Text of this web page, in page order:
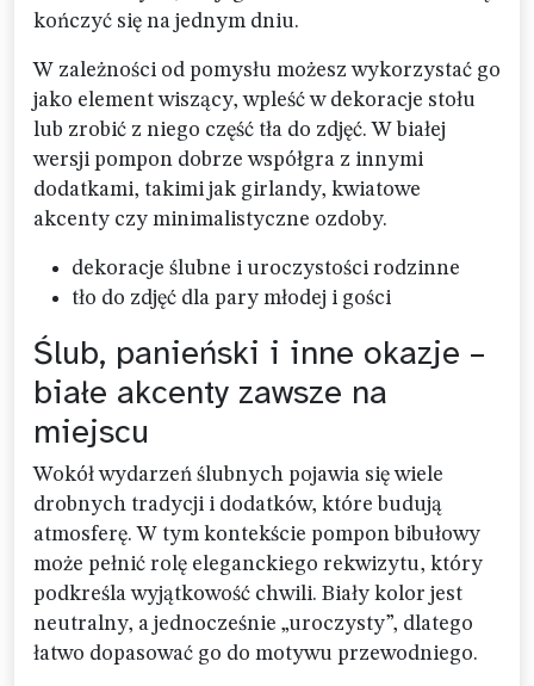
kończyć się na jednym dniu.
W zależności od pomysłu możesz wykorzystać go
jako element wiszący, wpleść w dekoracje stołu
lub zrobić z niego część tła do zdjęć. W białej
wersji pompon dobrze współgra z innymi
dodatkami, takimi jak girlandy, kwiatowe
akcenty czy minimalistyczne ozdoby.
dekoracje ślubne i uroczystości rodzinne
tło do zdjęć dla pary młodej i gości
Ślub, panieński i inne okazje –
białe akcenty zawsze na
miejscu
Wokół wydarzeń ślubnych pojawia się wiele
drobnych tradycji i dodatków, które budują
atmosferę. W tym kontekście pompon bibułowy
może pełnić rolę eleganckiego rekwizytu, który
podkreśla wyjątkowość chwili. Biały kolor jest
neutralny, a jednocześnie „uroczysty”, dlatego
łatwo dopasować go do motywu przewodniego.